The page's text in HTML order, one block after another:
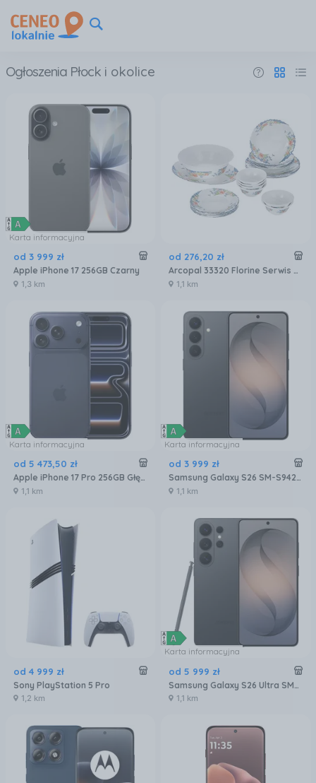
Ogłoszenia Płock i okolice
Karta informacyjna
od 3 999 zł
Apple iPhone 17 256GB Czarny
1,3 km
od 276,20 zł
Arcopal 33320 Florine Serwis Zestaw Obiadowy 26EL
1,1 km
Karta informacyjna
od 5 473,50 zł
Apple iPhone 17 Pro 256GB Głębinowy błękit
1,1 km
Karta informacyjna
od 3 999 zł
Samsung Galaxy S26 SM-S942 12/256GB Czarny
1,1 km
od 4 999 zł
Sony PlayStation 5 Pro
1,2 km
Karta informacyjna
od 5 999 zł
Samsung Galaxy S26 Ultra SM-S948 5G 12/256GB Czarny
1,1 km